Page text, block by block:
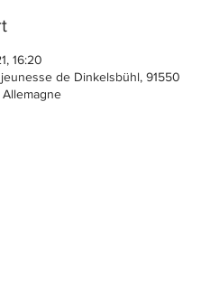
16:20
de Dinkelsbühl, 91550